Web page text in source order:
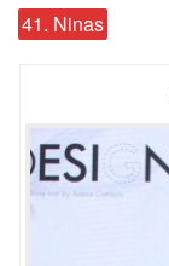
41. Ninas